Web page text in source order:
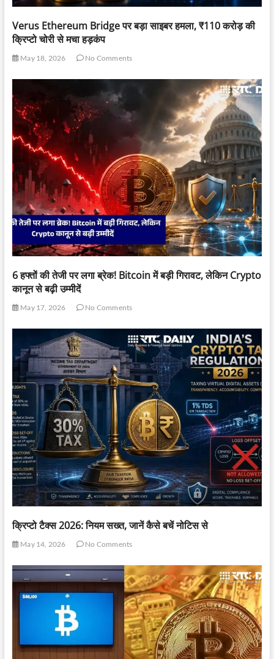
Verus Ethereum Bridge पर बड़ा साइबर हमला, ₹110 करोड़ की
क्रिप्टो चोरी से मचा हड़कंप
May 18, 2026 No Comments
6 हफ्तों की तेजी पर लगा ब्रेक! Bitcoin में बड़ी गिरावट, लेकिन Crypto
कानून से बढ़ी उम्मीदें
May 17, 2026 No Comments
क्रिप्टो टैक्स 2026: नियम सख्त, जानें कैसे बचें नोटिस से
May 14, 2026 No Comments